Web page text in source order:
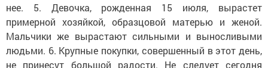
нее. 5. Девочка, рожденная 15 июля, вырастет
примерной хозяйкой, образцовой матерью и женой.
Мальчики же вырастают сильными и выносливыми
людьми. 6. Крупные покупки, совершенный в этот день,
не принесут большой радости. Не следует сегодня